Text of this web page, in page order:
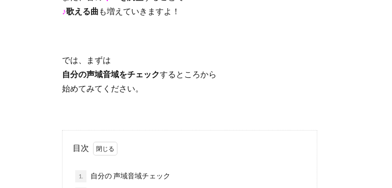
♪歌える曲 も増えていきますよ！
では、まずは
自分の声域音域をチェックするところから
始めてみてください。
目次
1. 自分の 声域音域チェック